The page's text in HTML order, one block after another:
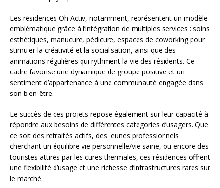
Les résidences Oh Activ, notamment, représentent un modèle
emblématique grâce à l’intégration de multiples services : soins
esthétiques, manucure, pédicure, espaces de coworking pour
stimuler la créativité et la socialisation, ainsi que des
animations régulières qui rythment la vie des résidents. Ce
cadre favorise une dynamique de groupe positive et un
sentiment d’appartenance à une communauté engagée dans
son bien-être.
Le succès de ces projets repose également sur leur capacité à
répondre aux besoins de différentes catégories d’usagers. Que
ce soit des retraités actifs, des jeunes professionnels
cherchant un équilibre vie personnelle/vie saine, ou encore des
touristes attirés par les cures thermales, ces résidences offrent
une flexibilité d’usage et une richesse d’infrastructures rares sur
le marché.